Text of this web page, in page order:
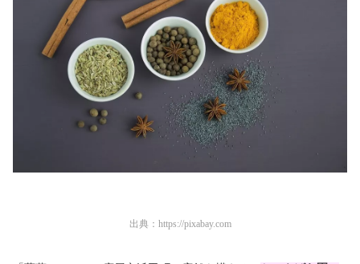
出典： https://pixabay.com